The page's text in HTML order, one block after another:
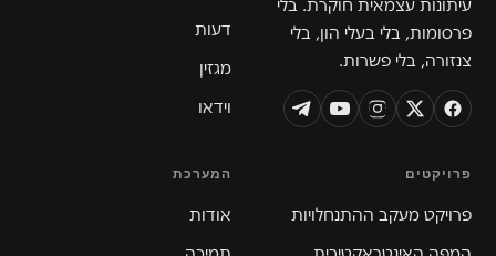
עיתונות עצמאית חוקרת. בלי
פרסומות, בלי בעלי הון, בלי
צנזורה, בלי פשרות.
דעות
מגזין
וידאו
פרויקטים
פרויקט מעקב ההתנחלויות
המערכת
אודות